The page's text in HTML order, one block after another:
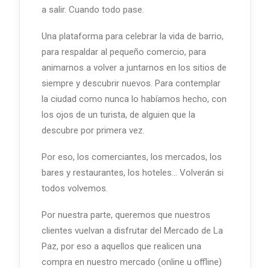
a salir. Cuando todo pase.
Una plataforma para celebrar la vida de barrio,
para respaldar al pequeño comercio, para
animarnos a volver a juntarnos en los sitios de
siempre y descubrir nuevos. Para contemplar
la ciudad como nunca lo habíamos hecho, con
los ojos de un turista, de alguien que la
descubre por primera vez.
Por eso, los comerciantes, los mercados, los
bares y restaurantes, los hoteles... Volverán si
todos volvemos.
Por nuestra parte, queremos que nuestros
clientes vuelvan a disfrutar del Mercado de La
Paz, por eso a aquellos que realicen una
compra en nuestro mercado (online u offline)